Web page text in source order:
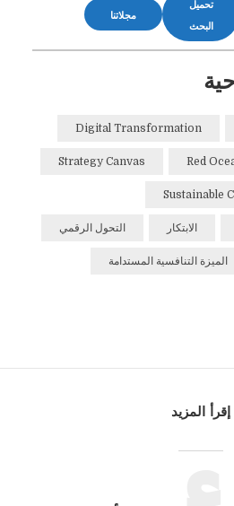
تحميل
البحث
مجلاتنا
Digital Transformation
Red
Strategy Canvas
Sustainable
الابتكار التحول الرقمي
الميزة التنافسية المستدامة
إقرأ المزيد